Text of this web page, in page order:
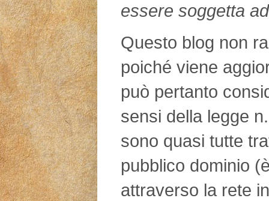
essere soggetta
Questo blog non
poiché viene
può pertanto
sensi della legge
sono quasi tutte
pubblico dominio
attraverso la rete